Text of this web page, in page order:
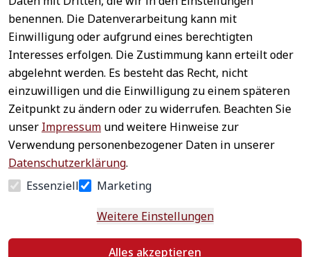
benennen. Die Datenverarbeitung kann mit
Einwilligung oder aufgrund eines berechtigten
Interesses erfolgen. Die Zustimmung kann erteilt oder
abgelehnt werden. Es besteht das Recht, nicht
einzuwilligen und die Einwilligung zu einem späteren
Zeitpunkt zu ändern oder zu widerrufen. Beachten Sie
unser Impressum und weitere Hinweise zur
Verwendung personenbezogener Daten in unserer
Datenschutzerklärung.
Essenziell
Marketing
Weitere Einstellungen
Alles akzeptieren
Rechtliches
AGB
Impressum
Datenschutz
Widerrufsrecht
Widerrufsform
ular
Service
Kontakt
Registrieren
Zahlung &
Versand
Newsletter
abonnieren
Häufige
Fragen
Sichere
Zahlungsar
ten
Schneller
Versand
Vertrag